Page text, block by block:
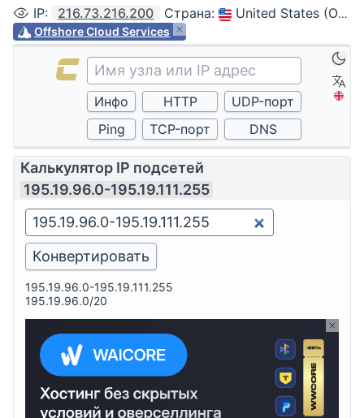
IP: 216.73.216.200 Страна: United States (Ohio, Columbus)
Offshore Cloud Services
Калькулятор IP подсетей
195.19.96.0-195.19.111.255
195.19.96.0-195.19.111.255
195.19.96.0/20